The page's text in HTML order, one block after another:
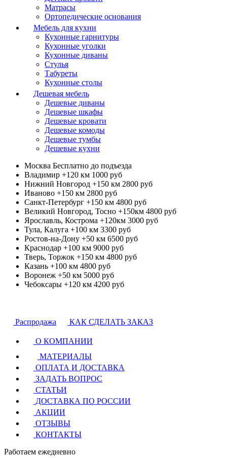
Матрасы
Ортопедические основания
Мебель для кухни
Кухонные гарнитуры
Кухонные уголки
Кухонные диваны
Стулья
Табуреты
Кухонные столы
Дешевая мебель
Дешевые диваны
Дешевые шкафы
Дешевые кровати
Дешевые комоды
Дешевые тумбы
Дешевые кухни
Москва Бесплатно до подъезда
Владимир +120 км 1000 руб
Нижний Новгород +150 км 2800 руб
Иваново +150 км 2800 руб
Санкт-Петербург +150 км 4800 руб
Великий Новгород, Тосно +150км 4800 руб
Ярославль, Кострома +120км 3000 руб
Тула, Калуга +100 км 3300 руб
Ростов-на-Дону +50 км 6500 руб
Краснодар +100 км 9000 руб
Тверь, Торжок +150 км 4800 руб
Казань +100 км 4800 руб
Воронеж +50 км 5000 руб
Чебоксары +120 км 4200 руб
Распродажа КАК СДЕЛАТЬ ЗАКАЗ
О КОМПАНИИ
МАТЕРИАЛЫ
ОПЛАТА И ДОСТАВКА
ЗАДАТЬ ВОПРОС
СТАТЬИ
ДОСТАВКА ПО РОССИИ
АКЦИИ
ОТЗЫВЫ
КОНТАКТЫ
Работаем ежедневно